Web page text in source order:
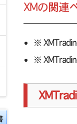
XMの関連
※
※